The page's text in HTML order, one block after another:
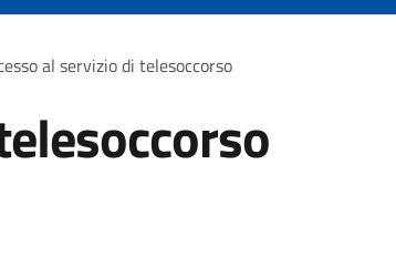
al servizio di telesoccorso